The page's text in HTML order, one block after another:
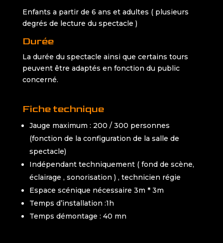
Enfants a partir de 6 ans et adultes ( plusieurs
degrés de lecture du spectacle )
Durée
La durée du spectacle ainsi que certains tours
peuvent être adaptés en fonction du public
concerné.
Fiche technique
Jauge maximum : 200 / 300 personnes
(fonction de la configuration de la salle de
spectacle)
Indépendant techniquement ( fond de scène,
éclairage , sonorisation ) , technicien régie
Espace scénique nécessaire 3m * 3m
Temps d’installation :1h
Temps démontage : 40 mn